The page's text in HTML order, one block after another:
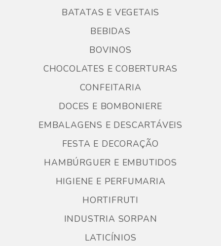
BATATAS E VEGETAIS
BEBIDAS
BOVINOS
CHOCOLATES E COBERTURAS
CONFEITARIA
DOCES E BOMBONIERE
EMBALAGENS E DESCARTÁVEIS
FESTA E DECORAÇÃO
HAMBÚRGUER E EMBUTIDOS
HIGIENE E PERFUMARIA
HORTIFRUTI
INDUSTRIA SORPAN
LATICÍNIOS